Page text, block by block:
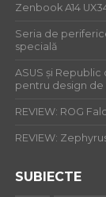
Zenbook A14
Seria de
specială
ASUS și
pentru design de
REVIEW: ROG
REVIEW:
SUBIECTE